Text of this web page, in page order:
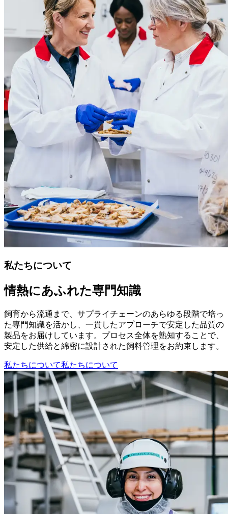
私たちについて
情熱にあふれた専門知識
飼育から流通まで、サプライチェーンのあらゆる段階で培っ
た専門知識を活かし、一貫したアプローチで安定した品質の
製品をお届けしています。プロセス全体を熟知することで、
安定した供給と綿密に設計された飼料管理をお約束します。
私たちについて私たちについて